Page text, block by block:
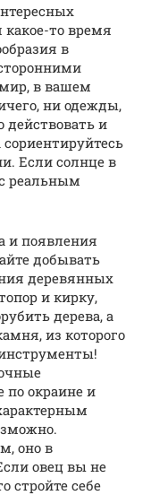
то время
в
в вашем
ни одежды,
и
Если солнце в
с реальным
и появления
добывать
деревянных
и кирку,
дерева, а
из которого
по окраине и
оно в
овец вы не
стройте себе